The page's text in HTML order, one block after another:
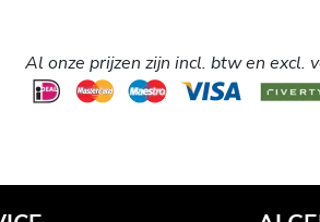
Al onze prijzen zijn incl. btw en excl.